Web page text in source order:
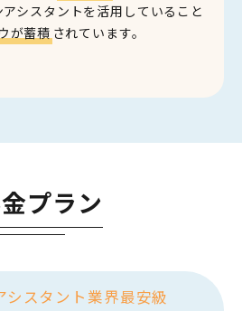
シスタントを活用していること
が蓄積 されています。
プラン
シスタント業界最安級